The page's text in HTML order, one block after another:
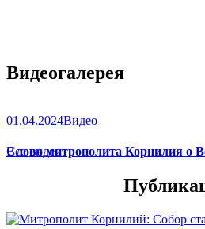
Видеогалерея
01.04.2024Видео
Слово митрополита Корнилия о
Все видео